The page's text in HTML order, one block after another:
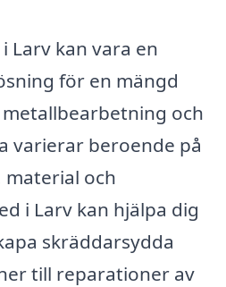
Larv kan vara en
för en mängd
och
varierar beroende på
och
i Larv kan hjälpa dig
skräddarsydda
till reparationer av